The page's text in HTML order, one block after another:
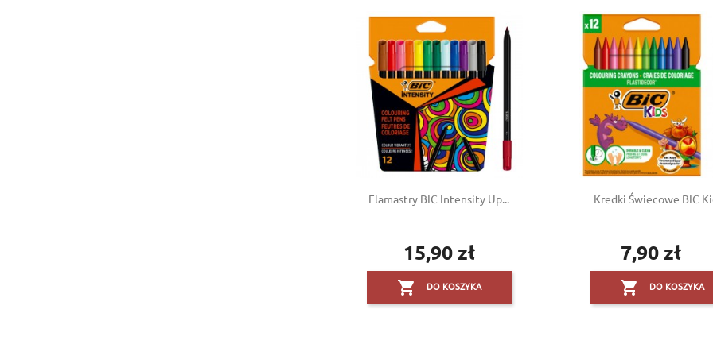
Flamastry BIC Intensity Up...
Cena
15,90 zł
 DO KOSZYKA
Kredki Świecowe BIC
Cena
7,90 zł
 DO KOSZYKA